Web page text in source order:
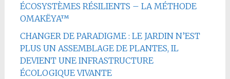
ÉCOSYSTÈMES RÉSILIENTS – LA MÉTHODE
OMAKËYA™
CHANGER DE PARADIGME : LE JARDIN N’EST
PLUS UN ASSEMBLAGE DE PLANTES, IL
DEVIENT UNE INFRASTRUCTURE
ÉCOLOGIQUE VIVANTE